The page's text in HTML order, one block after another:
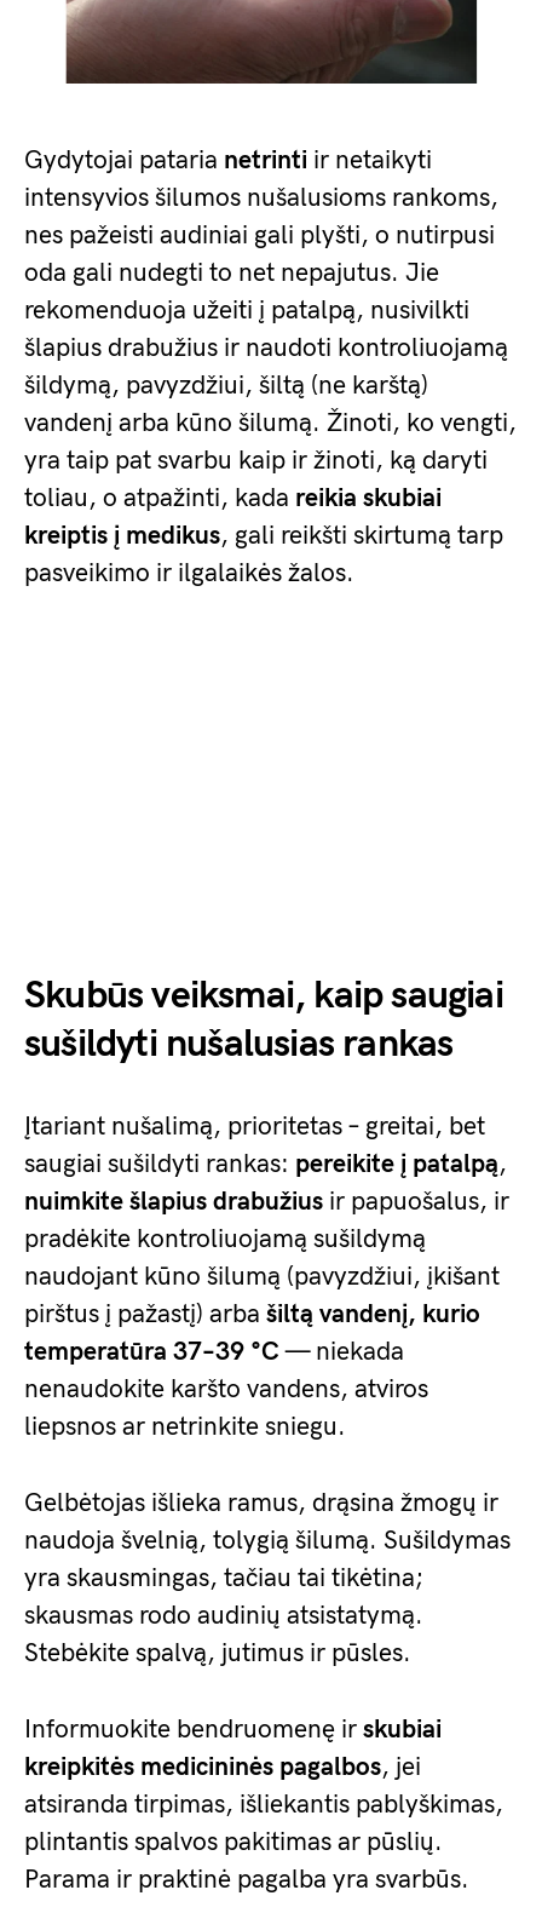
Gydytojai pataria netrinti ir netaikyti
intensyvios šilumos nušalusioms rankoms,
nes pažeisti audiniai gali plyšti, o nutirpusi
oda gali nudegti to net nepajutus. Jie
rekomenduoja užeiti į patalpą, nusivilkti
šlapius drabužius ir naudoti kontroliuojamą
šildymą, pavyzdžiui, šiltą (ne karštą)
vandenį arba kūno šilumą. Žinoti, ko vengti,
yra taip pat svarbu kaip ir žinoti, ką daryti
toliau, o atpažinti, kada reikia skubiai
kreiptis į medikus, gali reikšti skirtumą tarp
pasveikimo ir ilgalaikės žalos.
Skubūs veiksmai, kaip saugiai
sušildyti nušalusias rankas
Įtariant nušalimą, prioritetas – greitai, bet
saugiai sušildyti rankas: pereikite į patalpą,
nuimkite šlapius drabužius ir papuošalus, ir
pradėkite kontroliuojamą sušildymą
naudojant kūno šilumą (pavyzdžiui, įkišant
pirštus į pažastį) arba šiltą vandenį, kurio
temperatūra 37–39 °C — niekada
nenaudokite karšto vandens, atviros
liepsnos ar netrinkite sniegu.
Gelbėtojas išlieka ramus, drąsina žmogų ir
naudoja švelnią, tolygią šilumą. Sušildymas
yra skausmingas, tačiau tai tikėtina;
skausmas rodo audinių atsistatymą.
Stebėkite spalvą, jutimus ir pūsles.
Informuokite bendruomenę ir skubiai
kreipkitės medicininės pagalbos, jei
atsiranda tirpimas, išliekantis pablyškimas,
plintantis spalvos pakitimas ar pūslių.
Parama ir praktinė pagalba yra svarbūs.